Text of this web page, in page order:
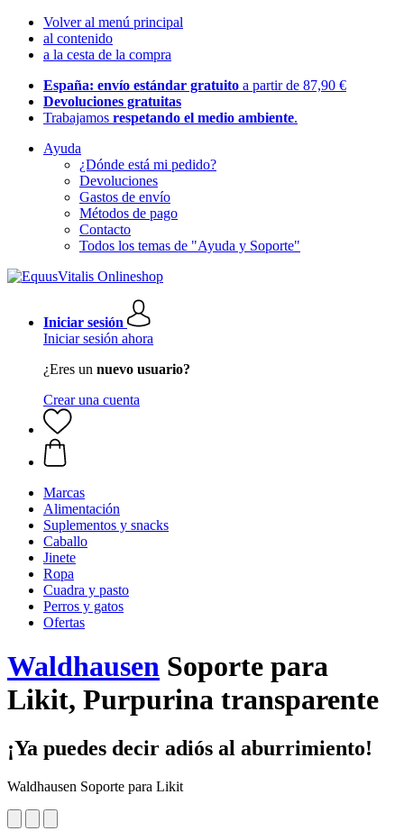
Volver al menú principal
al contenido
a la cesta de la compra
España: envío estándar gratuito a partir de 87,90 €
Devoluciones gratuitas
Trabajamos respetando el medio ambiente.
Ayuda
¿Dónde está mi pedido?
Devoluciones
Gastos de envío
Métodos de pago
Contacto
Todos los temas de "Ayuda y Soporte"
Iniciar sesión
Iniciar sesión ahora
¿Eres un nuevo usuario?
Crear una cuenta
Marcas
Alimentación
Suplementos y snacks
Caballo
Jinete
Ropa
Cuadra y pasto
Perros y gatos
Ofertas
Waldhausen Soporte para
Likit, Purpurina transparente
¡Ya puedes decir adiós al aburrimiento!
Waldhausen Soporte para Likit